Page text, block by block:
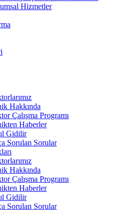
Hizmetler
Hakkında
Çalışma Programı
Haberler
Gidilir
Sorulan Sorular
Hakkında
Çalışma Programı
Haberler
Gidilir
Sorulan Sorular